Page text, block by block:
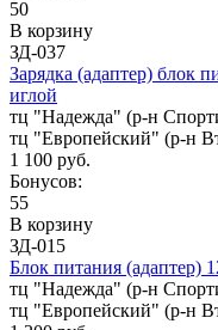
50
В корзину
ЗД-037
Зарядка (адаптер) блок
иглой
тц "Надежда" (р-н
тц "Европейский" (р-н
1 100 руб.
Бонусов:
55
В корзину
ЗД-015
Блок питания (адаптер)
тц "Надежда" (р-н
тц "Европейский" (р-н